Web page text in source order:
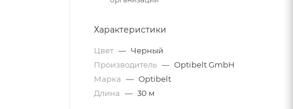
Характеристики
Цвет — Черный
Производитель — Optibelt GmbH
Марка — Optibelt
Длина — 30 м